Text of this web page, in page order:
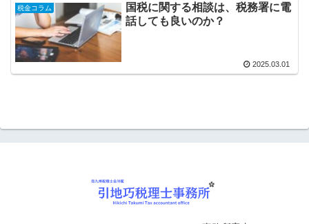
税金コラム
国税に関する相談は、税務署に電
話しても良いのか？
2025.03.01